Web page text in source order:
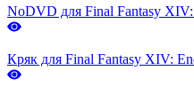
NoDVD для Final Fantasy
Кряк для Final Fantasy XIV: